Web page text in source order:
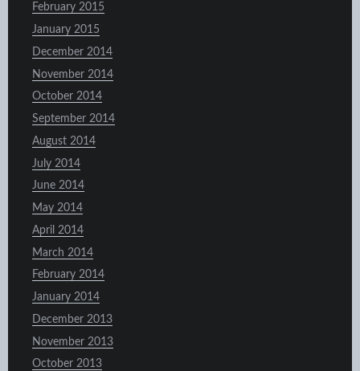
February 2015
January 2015
December 2014
November 2014
October 2014
September 2014
August 2014
July 2014
June 2014
May 2014
April 2014
March 2014
February 2014
January 2014
December 2013
November 2013
October 2013